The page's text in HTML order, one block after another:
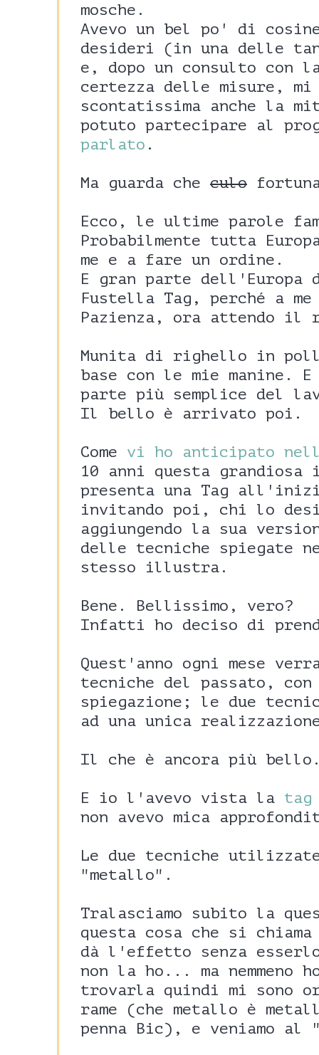
mosche.
Avevo un bel po' di
desideri (in una delle
e, dopo un consulto con
certezza delle misure, mi
scontatissima anche la
potuto partecipare al
parlato .
Ma guarda che culo
Ecco, le ultime parole
Probabilmente tutta
me e a fare un ordine.
E gran parte dell'Europa
Fustella Tag, perché a
Pazienza, ora attendo il
Munita di righello in
base con le mie manine.
parte più semplice del
Il bello è arrivato poi.
Come vi ho anticipato
10 anni questa grandiosa
presenta una Tag
invitando poi, chi lo
aggiungendo la sua
delle tecniche spiegate
stesso illustra.
Bene. Bellissimo, vero?
Infatti ho deciso di
Quest'anno ogni mese
tecniche del passato,
spiegazione; le due
ad una unica
Il che è ancora più
E io l'avevo vista la tag
non avevo mica
Le due tecniche
"metallo".
Tralasciamo subito la
questa cosa che si
dà l'effetto senza
non la ho... ma nemmeno
trovarla quindi mi sono
rame (che metallo è
penna Bic), e veniamo al